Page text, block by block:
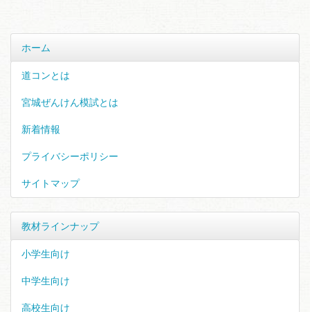
ホーム
道コンとは
宮城ぜんけん模試とは
新着情報
プライバシーポリシー
サイトマップ
教材ラインナップ
小学生向け
中学生向け
高校生向け